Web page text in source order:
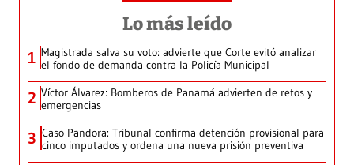
Lo más leído
1 Magistrada salva su voto: advierte que Corte evitó analizar
el fondo de demanda contra la Policía Municipal
2 Víctor Álvarez: Bomberos de Panamá advierten de retos y
emergencias
3 Caso Pandora: Tribunal confirma detención provisional para
cinco imputados y ordena una nueva prisión preventiva